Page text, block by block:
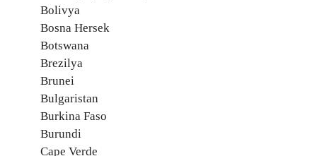
Bolivya
Bosna Hersek
Botswana
Brezilya
Brunei
Bulgaristan
Burkina Faso
Burundi
Cape Verde